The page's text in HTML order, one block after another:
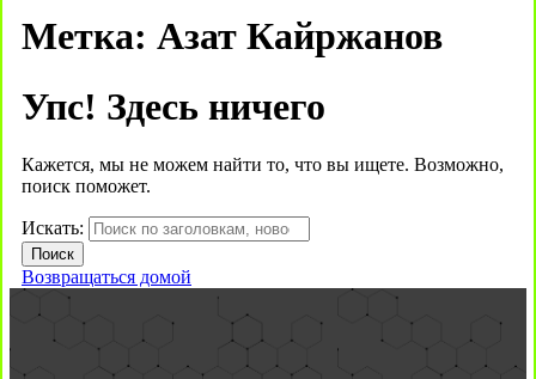
Метка: Азат Кайржанов
Упс! Здесь ничего
Кажется, мы не можем найти то, что вы ищете. Возможно,
поиск поможет.
Искать:
Возвращаться домой